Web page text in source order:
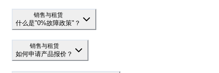
销售与租赁
什么是"0%故障政策"？
销售与租赁
如何申请产品报价？